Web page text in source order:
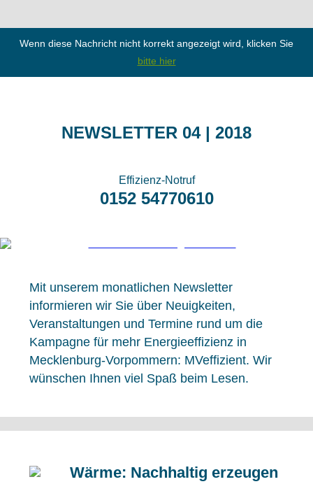
Wenn diese Nachricht nicht korrekt angezeigt wird, klicken Sie
bitte hier
NEWSLETTER 04 | 2018
Effizienz-Notruf
0152 54770610
Mit unserem monatlichen Newsletter
informieren wir Sie über Neuigkeiten,
Veranstaltungen und Termine rund um die
Kampagne für mehr Energieeffizienz in
Mecklenburg-Vorpommern: MVeffizient. Wir
wünschen Ihnen viel Spaß beim Lesen.
Wärme: Nachhaltig erzeugen